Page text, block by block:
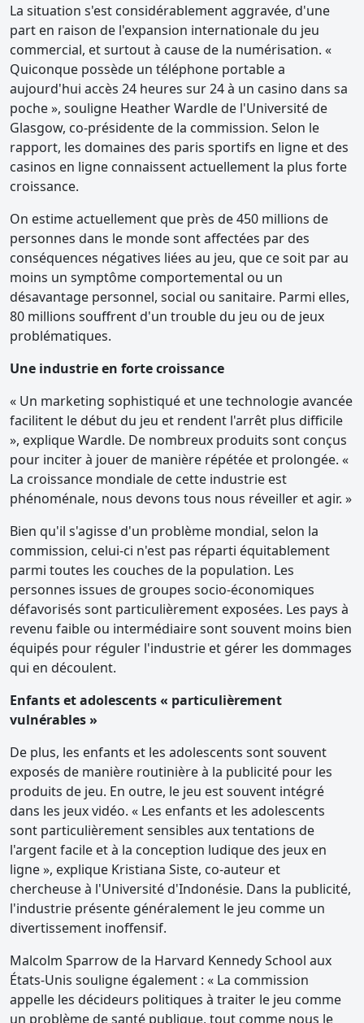
La situation s'est considérablement aggravée, d'une
part en raison de l'expansion internationale du jeu
commercial, et surtout à cause de la numérisation. «
Quiconque possède un téléphone portable a
aujourd'hui accès 24 heures sur 24 à un casino dans sa
poche », souligne Heather Wardle de l'Université de
Glasgow, co-présidente de la commission. Selon le
rapport, les domaines des paris sportifs en ligne et des
casinos en ligne connaissent actuellement la plus forte
croissance.
On estime actuellement que près de 450 millions de
personnes dans le monde sont affectées par des
conséquences négatives liées au jeu, que ce soit par au
moins un symptôme comportemental ou un
désavantage personnel, social ou sanitaire. Parmi elles,
80 millions souffrent d'un trouble du jeu ou de jeux
problématiques.
Une industrie en forte croissance
« Un marketing sophistiqué et une technologie avancée
facilitent le début du jeu et rendent l'arrêt plus difficile
», explique Wardle. De nombreux produits sont conçus
pour inciter à jouer de manière répétée et prolongée. «
La croissance mondiale de cette industrie est
phénoménale, nous devons tous nous réveiller et agir. »
Bien qu'il s'agisse d'un problème mondial, selon la
commission, celui-ci n'est pas réparti équitablement
parmi toutes les couches de la population. Les
personnes issues de groupes socio-économiques
défavorisés sont particulièrement exposées. Les pays à
revenu faible ou intermédiaire sont souvent moins bien
équipés pour réguler l'industrie et gérer les dommages
qui en découlent.
Enfants et adolescents « particulièrement
vulnérables »
De plus, les enfants et les adolescents sont souvent
exposés de manière routinière à la publicité pour les
produits de jeu. En outre, le jeu est souvent intégré
dans les jeux vidéo. « Les enfants et les adolescents
sont particulièrement sensibles aux tentations de
l'argent facile et à la conception ludique des jeux en
ligne », explique Kristiana Siste, co-auteur et
chercheuse à l'Université d'Indonésie. Dans la publicité,
l'industrie présente généralement le jeu comme un
divertissement inoffensif.
Malcolm Sparrow de la Harvard Kennedy School aux
États-Unis souligne également : « La commission
appelle les décideurs politiques à traiter le jeu comme
un problème de santé publique, tout comme nous le